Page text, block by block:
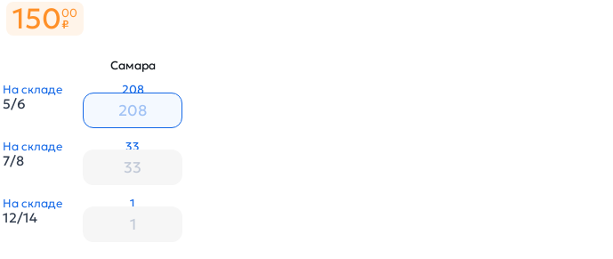
15000
₽
Самара
На складе
5/6
208
На складе
7/8
33
На складе
12/14
1